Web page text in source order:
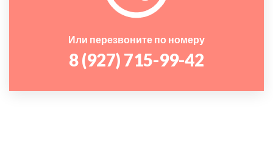
Или перезвоните по номеру
8 (927) 715-99-42